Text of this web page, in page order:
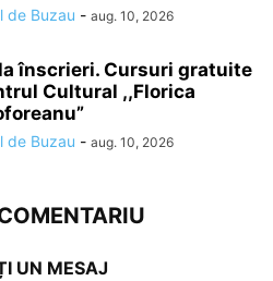
de Buzau - aug. 10, 2026
înscrieri. Cursuri gratuite
Cultural ,,Florica
de Buzau - aug. 10, 2026
UN MESAJ